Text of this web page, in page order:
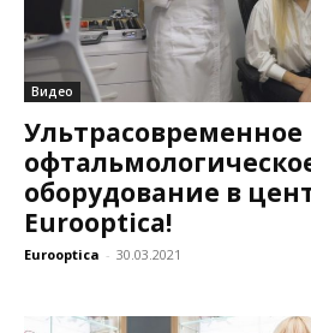
Видео
Ультрасовременное
оборудование в
Eurooptica!
Eurooptica - 30.03.2021